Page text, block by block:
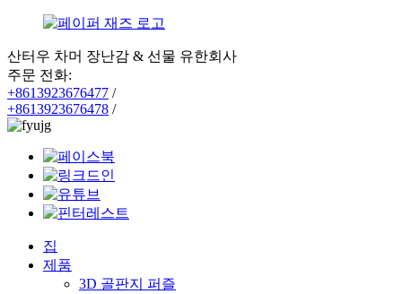
산터우 차머 장난감 & 선물 유한회사
주문 전화:
+8613923676477 /
+8613923676478 /
집
제품
3D 골판지 퍼즐